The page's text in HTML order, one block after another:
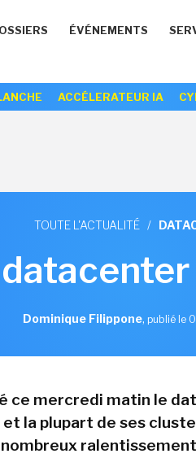
ÉVÉNEMENTS
ACCÉLERATEUR IA
TOUTE L'ACTUALITÉ /
Dominique Filippone, publié le
ce mercredi matin le
et la plupart de ses